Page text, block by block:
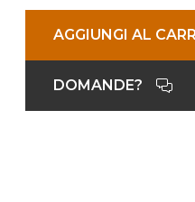
AGGIUNGI AL
DOMANDE?